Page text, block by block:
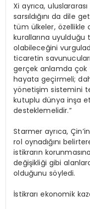
Xi ayrıca,
sarsıldığını da dile
tüm ülkeler, özellikle
kurallarına
olabileceğini
ticaretin
gerçek anlamda çok
hayata geçirmeli;
yönetişim sistemini
kutuplu dünya inşa
desteklemelidir.”
Starmer ayrıca,
rol oynadığını
istikrarın
değişikliği gibi
olduğunu söyledi.
İstikrarı ekonomik